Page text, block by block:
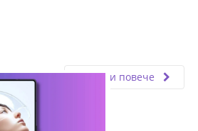
Прочети повече